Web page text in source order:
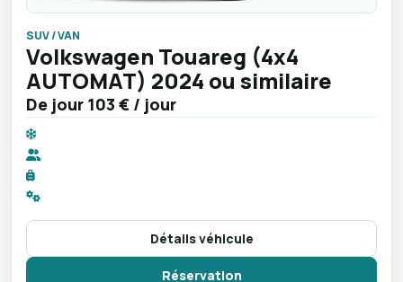
SUV / VAN
Volkswagen Touareg (4x4
AUTOMAT) 2024 ou similaire
De jour 103 € / jour
Détails véhicule
Réservation